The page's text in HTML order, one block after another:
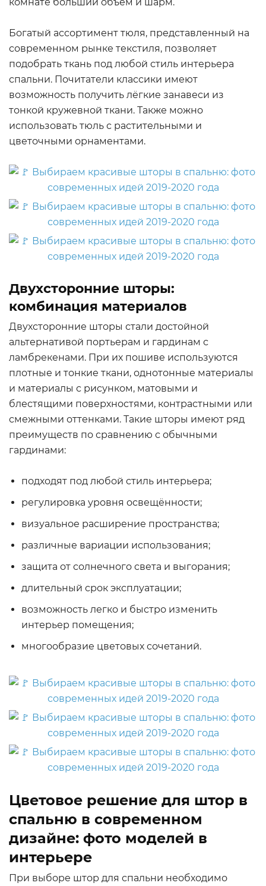
Богатый ассортимент тюля, представленный на
современном рынке текстиля, позволяет
подобрать ткань под любой стиль интерьера
спальни. Почитатели классики имеют
возможность получить лёгкие занавеси из
тонкой кружевной ткани. Также можно
использовать тюль с растительными и
цветочными орнаментами.
Двухсторонние шторы:
комбинация материалов
Двухсторонние шторы стали достойной
альтернативой портьерам и гардинам с
ламбрекенами. При их пошиве используются
плотные и тонкие ткани, однотонные материалы
и материалы с рисунком, матовыми и
блестящими поверхностями, контрастными или
смежными оттенками. Такие шторы имеют ряд
преимуществ по сравнению с обычными
гардинами:
подходят под любой стиль интерьера;
регулировка уровня освещённости;
визуальное расширение пространства;
различные вариации использования;
защита от солнечного света и выгорания;
длительный срок эксплуатации;
возможность легко и быстро изменить
интерьер помещения;
многообразие цветовых сочетаний.
Цветовое решение для штор в
спальню в современном
дизайне: фото моделей в
интерьере
При выборе штор для спальни необходимо